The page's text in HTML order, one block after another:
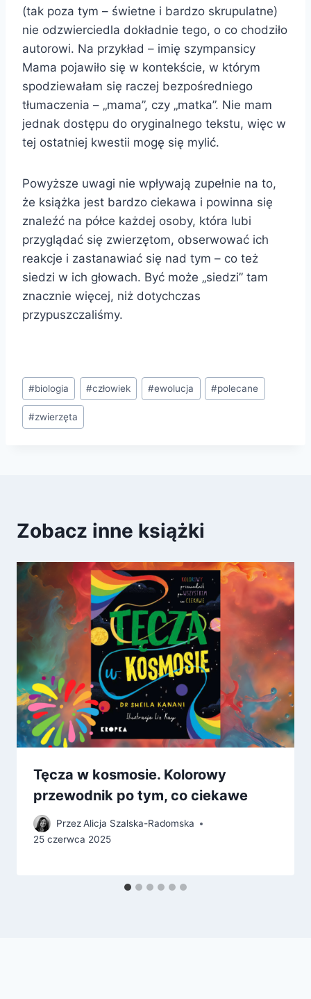
(tak poza tym – świetne i bardzo skrupulatne)
nie odzwierciedla dokładnie tego, o co chodziło
autorowi. Na przykład – imię szympansicy
Mama pojawiło się w kontekście, w którym
spodziewałam się raczej bezpośredniego
tłumaczenia – „mama”, czy „matka”. Nie mam
jednak dostępu do oryginalnego tekstu, więc w
tej ostatniej kwestii mogę się mylić.
Powyższe uwagi nie wpływają zupełnie na to,
że książka jest bardzo ciekawa i powinna się
znaleźć na półce każdej osoby, która lubi
przyglądać się zwierzętom, obserwować ich
reakcje i zastanawiać się nad tym – co też
siedzi w ich głowach. Być może „siedzi” tam
znacznie więcej, niż dotychczas
przypuszczaliśmy.
Tagi
wpisu:
#biologia #człowiek #ewolucja #polecane
#zwierzęta
Zobacz inne książki
Tęcza w kosmosie. Kolorowy
przewodnik po tym, co ciekawe
PrzezAlicja Szalska-Radomska
25 czerwca 2025